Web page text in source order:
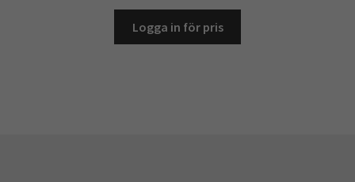
Logga in för pris